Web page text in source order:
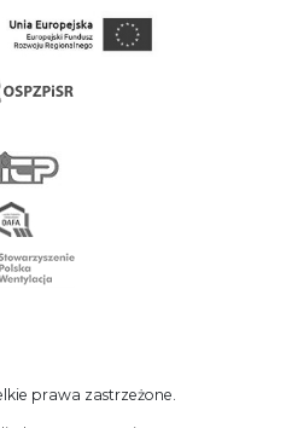
prawa zastrzeżone.